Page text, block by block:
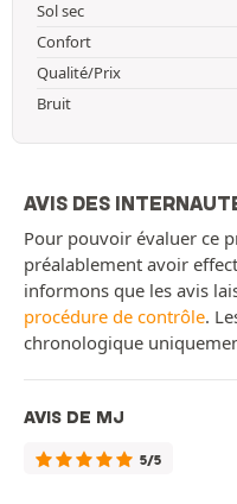
Sol sec
Confort
Qualité/Prix
Bruit
AVIS DES
Pour pouvoir évaluer ce
préalablement avoir
informons que les avis
procédure de contrôle.
chronologique
AVIS DE MJ
5/5